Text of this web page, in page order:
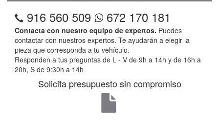
916 560 509 672 170 181
Contacta con nuestro equipo de expertos. Puedes
contactar con nuestros expertos. Te ayudarán a elegir la
pieza que corresponda a tu vehículo.
Responden a tus preguntas de L - V de 9h a 14h y de 16h a
20h, S de 9:30h a 14h
Solicita presupuesto sin compromiso